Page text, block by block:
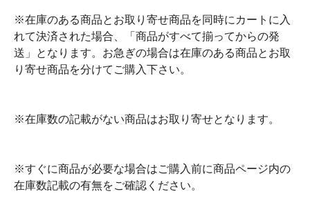
※在庫のある商品とお取り寄せ商品を同時にカートに入
れて決済された場合、「商品がすべて揃ってからの発
送」となります。お急ぎの場合は在庫のある商品とお取
り寄せ商品を分けてご購入下さい。
※在庫数の記載がない商品はお取り寄せとなります。
※すぐに商品が必要な場合はご購入前に商品ページ内の
在庫数記載の有無をご確認ください。